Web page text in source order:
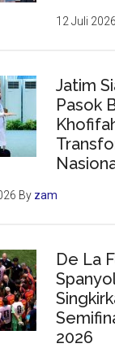
12 Juli 2026
Jatim
Pasok
By zam
De La
2026